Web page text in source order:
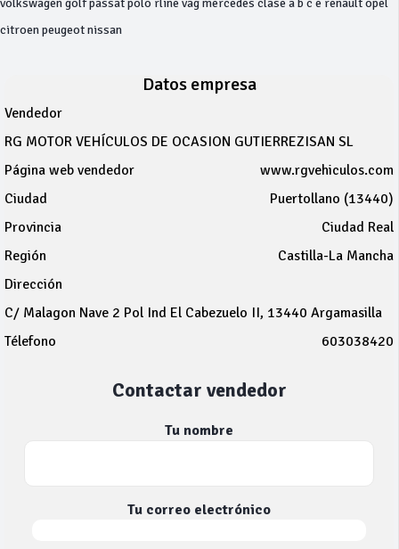
volkswagen golf passat polo rline vag mercedes clase a b c e renault opel
citroen peugeot nissan
Datos empresa
Vendedor
RG MOTOR VEHÍCULOS DE OCASION GUTIERREZISAN SL
Página web vendedor
www.rgvehiculos.com
Ciudad
Puertollano (13440)
Provincia
Ciudad Real
Región
Castilla-La Mancha
Dirección
C/ Malagon Nave 2 Pol Ind El Cabezuelo II, 13440 Argamasilla
Télefono
603038420
Contactar vendedor
Tu nombre
Tu correo electrónico